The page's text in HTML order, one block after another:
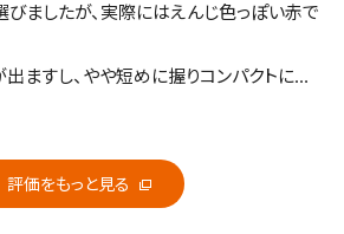
びましたが、実際にはえんじ色っぽい赤で
ますし、やや短めに握りコンパクトに振
ルになります。打感や打音も申し分ありま
評価をもっと見る